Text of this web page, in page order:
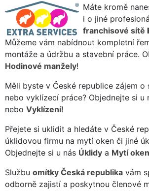
Máte kromě
i o jiné
franchisové sítě
Můžeme vám nabídnout kompletní
montáže a údržbu a stavební práce.
Hodinové manžely!
Měli byste v České republice zájem o
nebo vyklízecí práce? Objednejte si u
nebo Vyklízení!
Přejete si uklidit a hledáte v České
úklidovou firmu na mytí oken či jiné
Objednejte si u nás Úklidy a Mytí oken
Službu omítky Česká republika vám
odborně zajistí a poskytnou členové